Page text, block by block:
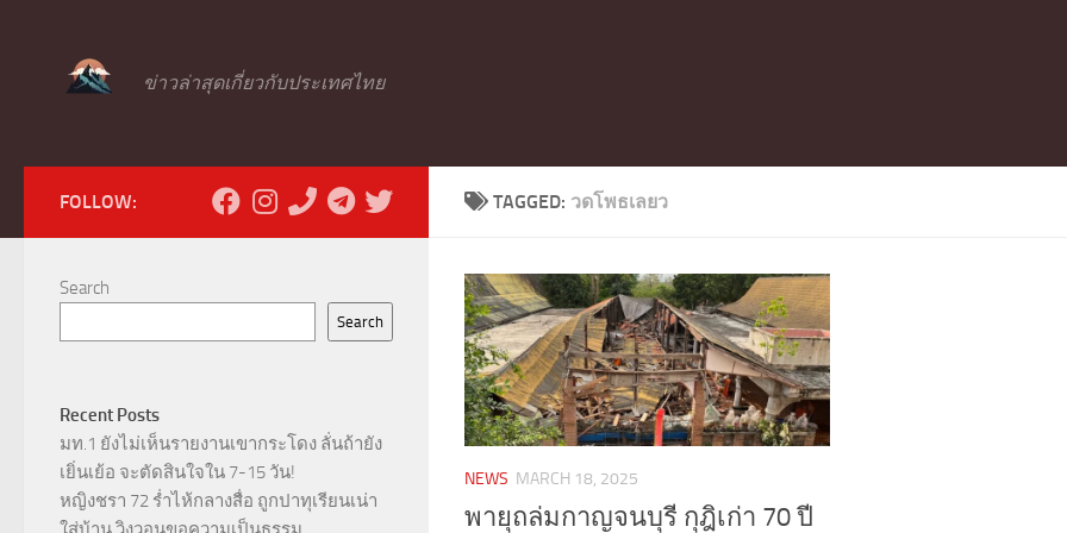
ข่าวล่าสุดเกี่ยวกับประเทศไทย
TAGGED: วดโพธเลยว
NEWS MARCH 18, 2025
พายุถล่มกาญจนบุรี กุฎิเก่า 70 ปี
FOLLOW:
Search
Search
Recent Posts
มท.1 ยังไม่เห็นรายงานเขากระโดง ลั่นถ้ายัง
เยิ่นเย้อ จะตัดสินใจใน 7-15 วัน!
หญิงชรา 72 ร่ำไห้กลางสื่อ ถูกปาทุเรียนเน่า